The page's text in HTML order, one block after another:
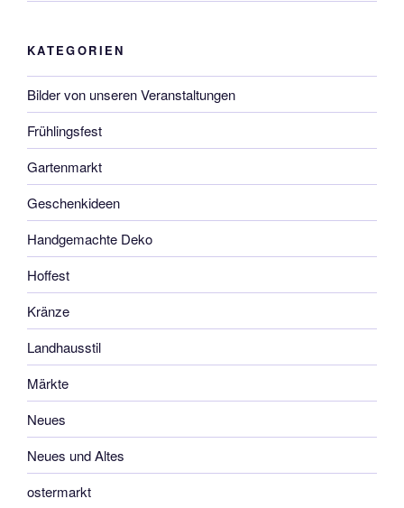
KATEGORIEN
Bilder von unseren Veranstaltungen
Frühlingsfest
Gartenmarkt
Geschenkideen
Handgemachte Deko
Hoffest
Kränze
Landhausstil
Märkte
Neues
Neues und Altes
ostermarkt